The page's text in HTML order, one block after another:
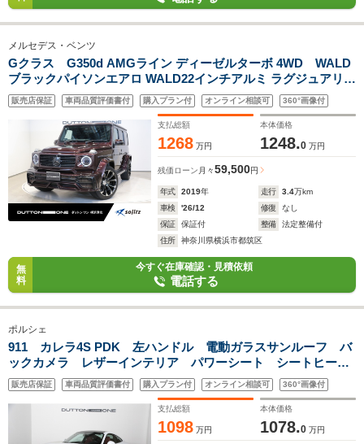
メルセデス・ベンツ
Gクラス G350d AMGライン ディーゼルターボ 4WD WALD
ブラックパイソンエアロ WALD22インチアルミ ラグジュアリー
パッケージ サンルーフ Brumesterサウンド ブラックレザー
シートヒーター アダプティブダンピングシステム ACC サラウ
ンドビューカメラ
販売店保証 車両品質評価書付 購入プラン付 オンライン相談可 360°画像付
支払総額
1268 万円
本体価格
1248.0 万円
残価ローン 月々59,500円
年式 2019年 走行 3.4万km
車検
'26/12 修復
なし
保証
保証付 整備
法定整備付
住所
神奈川県横浜市都筑区
無
料
今すぐ在庫確認・見積依頼
電話する
ポルシェ
911 カレラ4S PDK 左ハンドル 電動ガラスサンルーフ バ
ックカメラ レザーインテリア パワーシート シートヒータ
ー バックカメラ レッドレザーシート パワーシート シー
トヒーター 純正ナビゲーション パドルシフト
販売店保証 車両品質評価書付 購入プラン付 オンライン相談可 360°画像付
支払総額
1098 万円
本体価格
1078.0 万円